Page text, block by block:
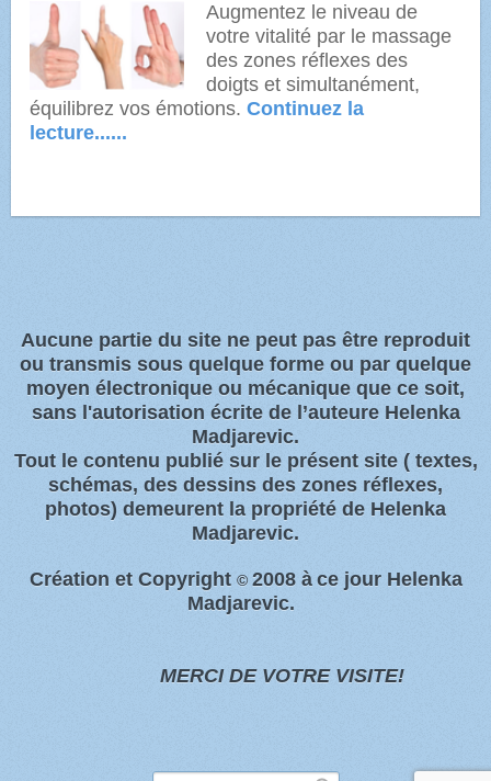
Augmentez le niveau de
votre vitalité par le massage
des zones réflexes des
doigts et simultanément,
équilibrez vos émotions.Continuez la
lecture......
Aucune partie du site ne peut pas être reproduit
ou transmis sous quelque forme ou par quelque
moyen électronique ou mécanique que ce soit,
sans l'autorisation écrite de l’auteure Helenka
Madjarevic.
Tout l e contenu publié sur le présent site( textes,
schémas, des dessins des zones réflexes,
photos) demeurent la propriété de Helenka
Madjarevic.
Création et Copyright © 2008 à ce jour Helenka
Madjarevic.
MERCI DE VOTRE VISITE!